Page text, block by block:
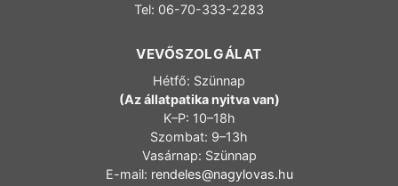
Tel: 06-70-333-2283
VEVŐSZOLGÁLAT
Hétfő: Szünnap
(Az állatpatika nyitva van)
K–P: 10–18h
Szombat: 9–13h
Vasárnap: Szünnap
E-mail: rendeles@nagylovas.hu